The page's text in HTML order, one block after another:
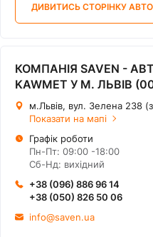
ДИВИТИСЬ СТОРІНКУ
КОМПАНІЯ SAVEN -
KAWMET У М. ЛЬВІВ
м.Львів, вул. Зелена 238
Показати на мапі
Графік роботи
Пн-Пт: 09:00 -18:00
Сб-Нд: вихідний
+38 (096) 886 96 14
+38 (050) 826 50 06
info@saven.ua